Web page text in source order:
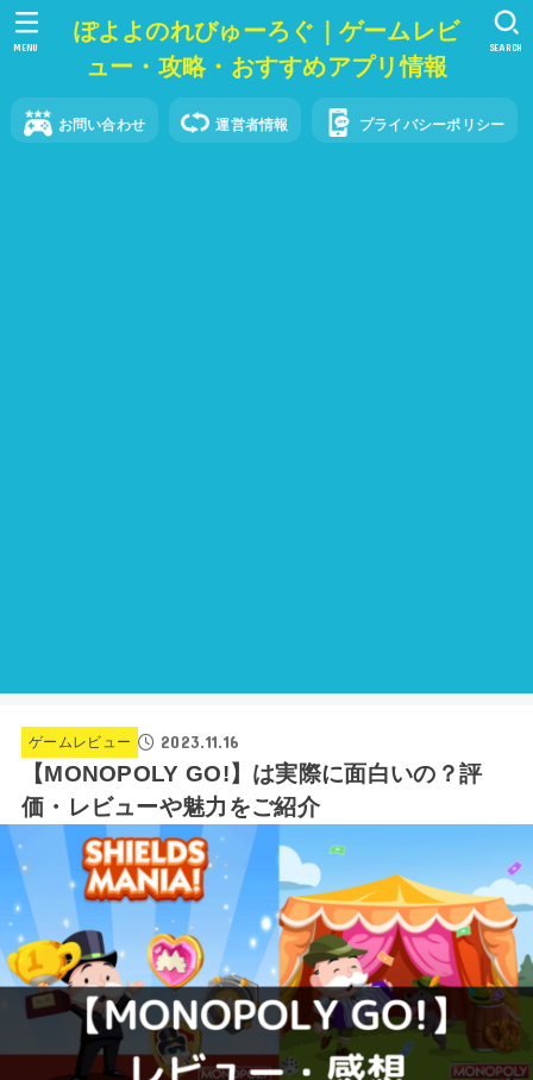
ぽよよのれびゅーろぐ｜ゲームレビ
ュー・攻略・おすすめアプリ情報
お問い合わせ 運営者情報 プライバシーポリシー
SEARCH
MENU
ゲームレビュー 2023.11.16
【MONOPOLY GO!】は実際に面白いの？評
価・レビューや魅力をご紹介